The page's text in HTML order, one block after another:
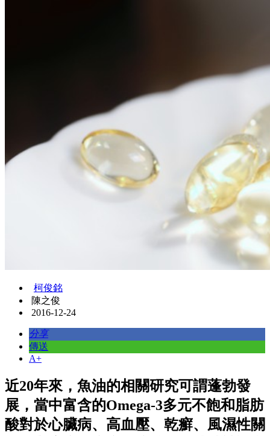
柯俊銘
陳之俊
2016-12-24
分享
傳送
A+
近20年來，魚油的相關研究可謂蓬勃發
展，當中富含的Omega-3多元不飽和脂肪
酸對於心臟病、高血壓、乾癬、風濕性關